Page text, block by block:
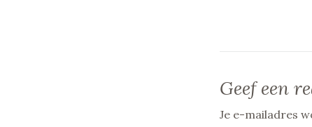
Geef een
Je e-mailadres